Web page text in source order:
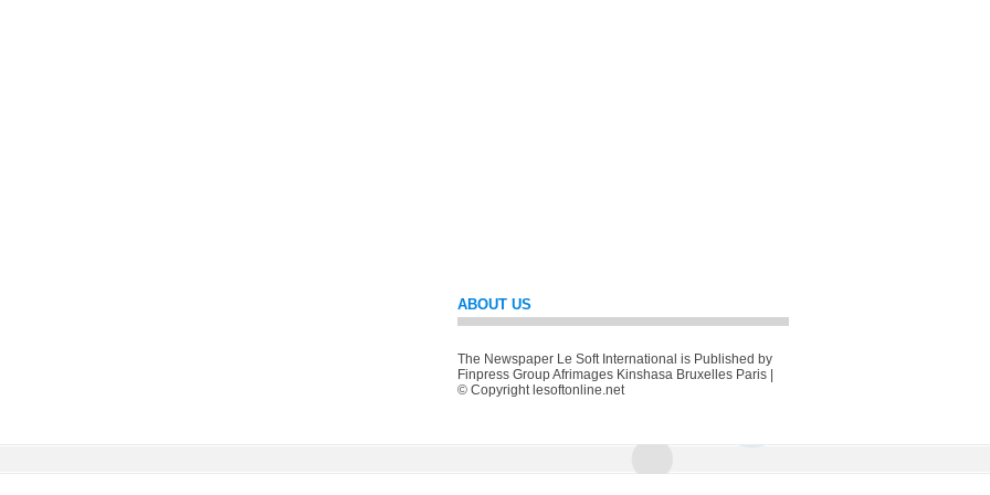
ABOUT US
The Newspaper Le Soft International is Published by
Finpress Group Afrimages Kinshasa Bruxelles Paris |
© Copyright lesoftonline.net